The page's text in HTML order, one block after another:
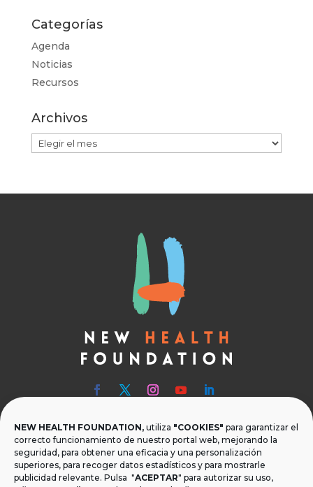
NEW HEALTH FOUNDATION, utiliza "COOKIES" para garantizar el
correcto funcionamiento de nuestro portal web, mejorando la
seguridad, para obtener una eficacia y una personalización
superiores, para recoger datos estadísticos y para mostrarle
publicidad relevante. Pulsa "ACEPTAR" para autorizar su uso,
Categorías
Agenda
Noticias
Recursos
Archivos
Archivos
 Teléfono
T.+34 954 219 597